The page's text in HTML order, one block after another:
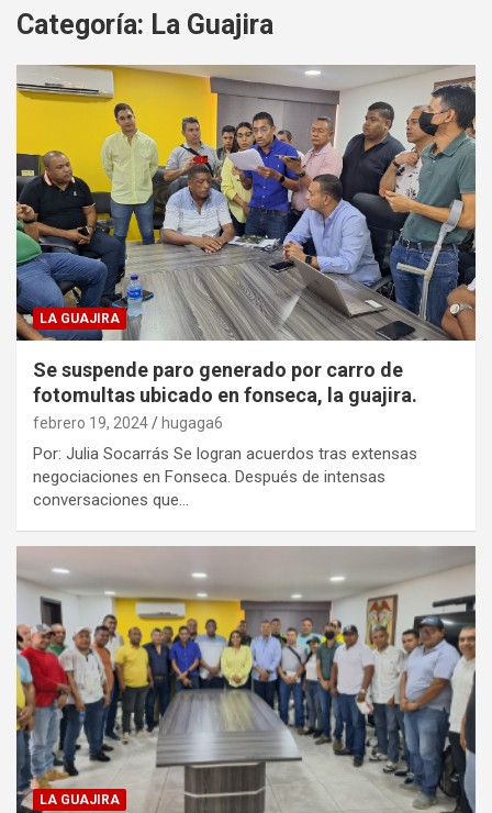
Categoría: La Guajira
LA GUAJIRA
Se suspende paro generado por carro de
fotomultas ubicado en fonseca, la guajira.
febrero 19, 2024 hugaga6
Por: Julia Socarrás Se logran acuerdos tras extensas
negociaciones en Fonseca. Después de intensas
conversaciones que…
LA GUAJIRA